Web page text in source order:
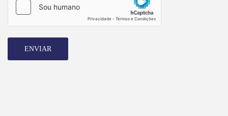
ENVIAR